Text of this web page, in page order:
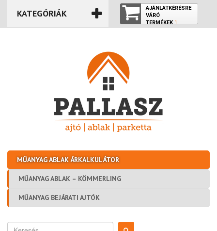
KATEGÓRIÁK
AJÁNLATKÉRÉSRE
VÁRÓ
TERMÉKEK 1
TERMÉK
MŰANYAG ABLAK ÁRKALKULÁTOR
MŰANYAG ABLAK – KÖMMERLING
MŰANYAG BEJÁRATI AJTÓK